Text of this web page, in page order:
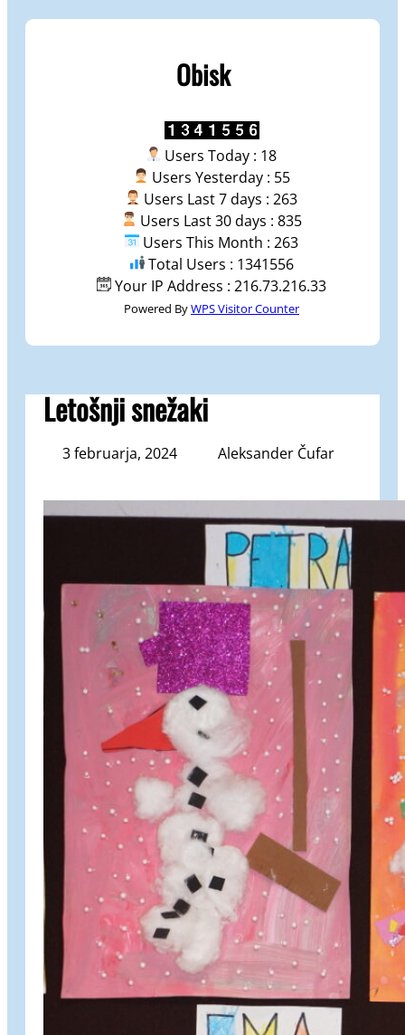
Obisk
Users Today : 18
Users Yesterday : 55
Users Last 7 days : 263
Users Last 30 days : 835
Users This Month : 263
Total Users : 1341556
Your IP Address : 216.73.216.33
Powered ByWPS Visitor Counter
Letošnji snežaki
3 februarja, 2024 Aleksander Čufar